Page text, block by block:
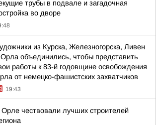
трубы в подвале и загадочная
во дворе
из Курска, Железногорска, Ливен
объединились, чтобы представить
работы к 83-й годовщине освобождения
от немецко-фашистских захватчиков
19:43
чествовали лучших строителей